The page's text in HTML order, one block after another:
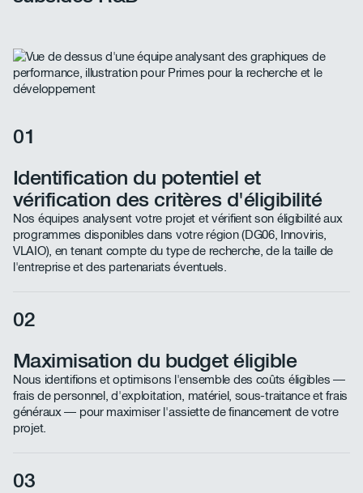
01
Identification du potentiel et
vérification des critères d'éligibilité
Nos équipes analysent votre projet et vérifient son éligibilité aux
programmes disponibles dans votre région (DG06, Innoviris,
VLAIO), en tenant compte du type de recherche, de la taille de
l'entreprise et des partenariats éventuels.
02
Maximisation du budget éligible
Nous identifions et optimisons l'ensemble des coûts éligibles —
frais de personnel, d'exploitation, matériel, sous-traitance et frais
généraux — pour maximiser l'assiette de financement de votre
projet.
03